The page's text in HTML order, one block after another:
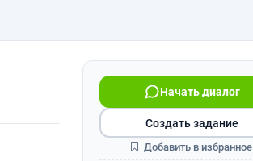
Начать диалог
Создать задание
Добавить в избранное